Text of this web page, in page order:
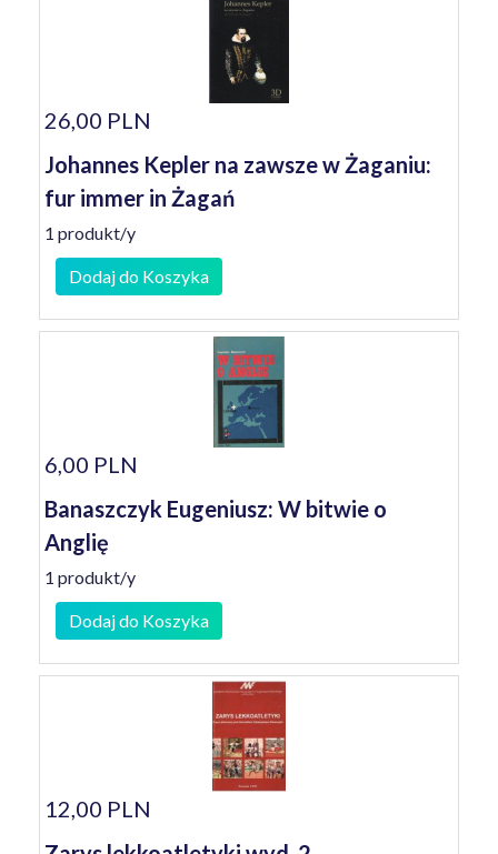
26,00 PLN
Johannes Kepler na zawsze w Żaganiu:
fur immer in Żagań
1 produkt/y
Dodaj do Koszyka
6,00 PLN
Banaszczyk Eugeniusz: W bitwie o
Anglię
1 produkt/y
Dodaj do Koszyka
12,00 PLN